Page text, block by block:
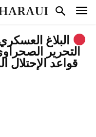
التحرير
قواعد الإحتلال